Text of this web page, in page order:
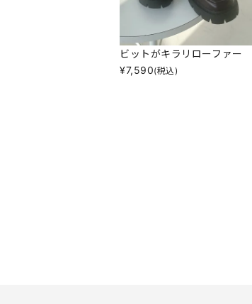
ビットがキラリローファー
¥7,590(税込)